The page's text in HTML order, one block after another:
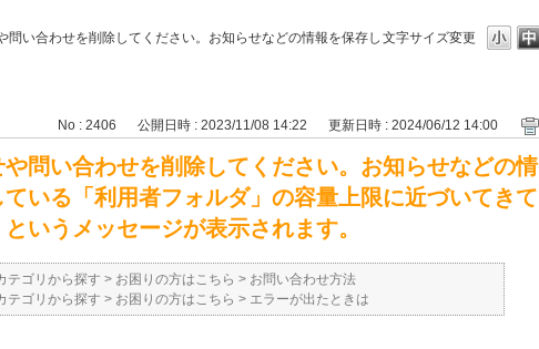
文字サイズ変更
問い合わせを削除してください。お知らせなどの情報を保存し
No : 2406 公開日時 : 2023/11/08 14:22 更新日時 : 2024/06/12 14:00
や問い合わせを削除してください。お知らせなどの情
いる「利用者フォルダ」の容量上限に近づいてきて
いうメッセージが表示されます。
テゴリから探す > お困りの方はこちら > お問い合わせ方法
テゴリから探す > お困りの方はこちら > エラーが出たときは